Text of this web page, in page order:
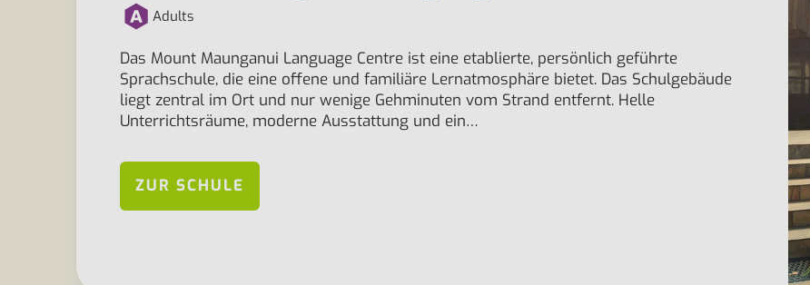
Adults
Das Mount Maunganui Language Centre ist eine etablierte, persönlich geführte
Sprachschule, die eine offene und familiäre Lernatmosphäre bietet. Das Schulgebäude
liegt zentral im Ort und nur wenige Gehminuten vom Strand entfernt. Helle
Unterrichtsräume, moderne Ausstattung und ein…
ZUR SCHULE